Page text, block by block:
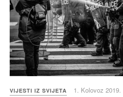
VIJESTI IZ SVIJETA 1. Kolovoz 2019.